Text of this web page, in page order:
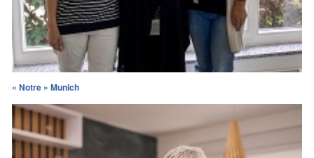
« Notre » Munich